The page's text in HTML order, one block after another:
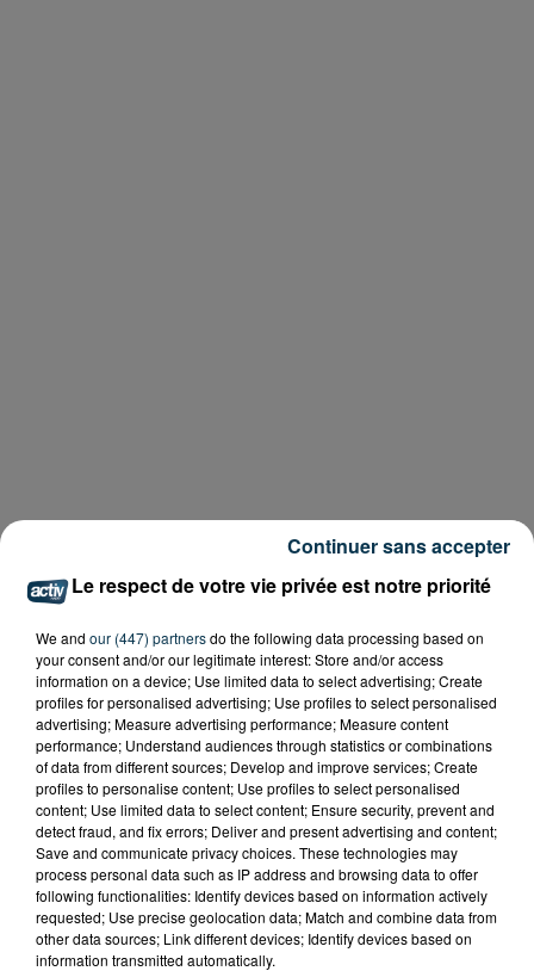
TITRES DIFFUSÉS
Le respect de votre vie privée est notre priorité
We and our (447) partnersdo the following data processing based on
your consent and/or our legitimate interest: Store and/or access
information on a device; Use limited data to select advertising; Create
profiles for personalised advertising; Use profiles to select personalised
advertising; Measure advertising performance; Measure content
performance; Understand audiences through statistics or combinations
of data from different sources; Develop and improve services; Create
profiles to personalise content; Use profiles to select personalised
content; Use limited data to select content; Ensure security, prevent and
detect fraud, and fix errors; Deliver and present advertising and content;
Save and communicate privacy choices. These technologies may
process personal data such as IP address and browsing data to offer
following functionalities: Identify devices based on information actively
requested; Use precise geolocation data; Match and combine data from
other data sources; Link different devices; Identify devices based on
information transmitted automatically.
Continuer sans accepter